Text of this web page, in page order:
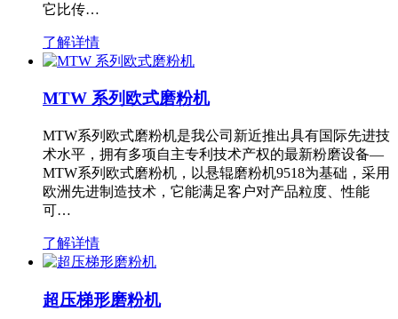
它比传…
了解详情
MTW 系列欧式磨粉机
MTW系列欧式磨粉机是我公司新近推出具有国际先进技
术水平，拥有多项自主专利技术产权的最新粉磨设备—
MTW系列欧式磨粉机，以悬辊磨粉机9518为基础，采用
欧洲先进制造技术，它能满足客户对产品粒度、性能
可…
了解详情
超压梯形磨粉机